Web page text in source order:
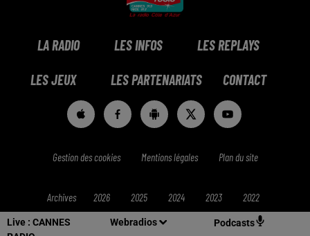
Live : CANNES
Webradios Podcasts
LA RADIO LES INFOS LES REPLAYS
LES JEUX LES PARTENARIATS CONTACT
Gestion des cookies Mentions légales Plan du site
Archives 2026 2025 2024 2023 2022